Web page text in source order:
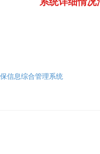
信息综合管理系统